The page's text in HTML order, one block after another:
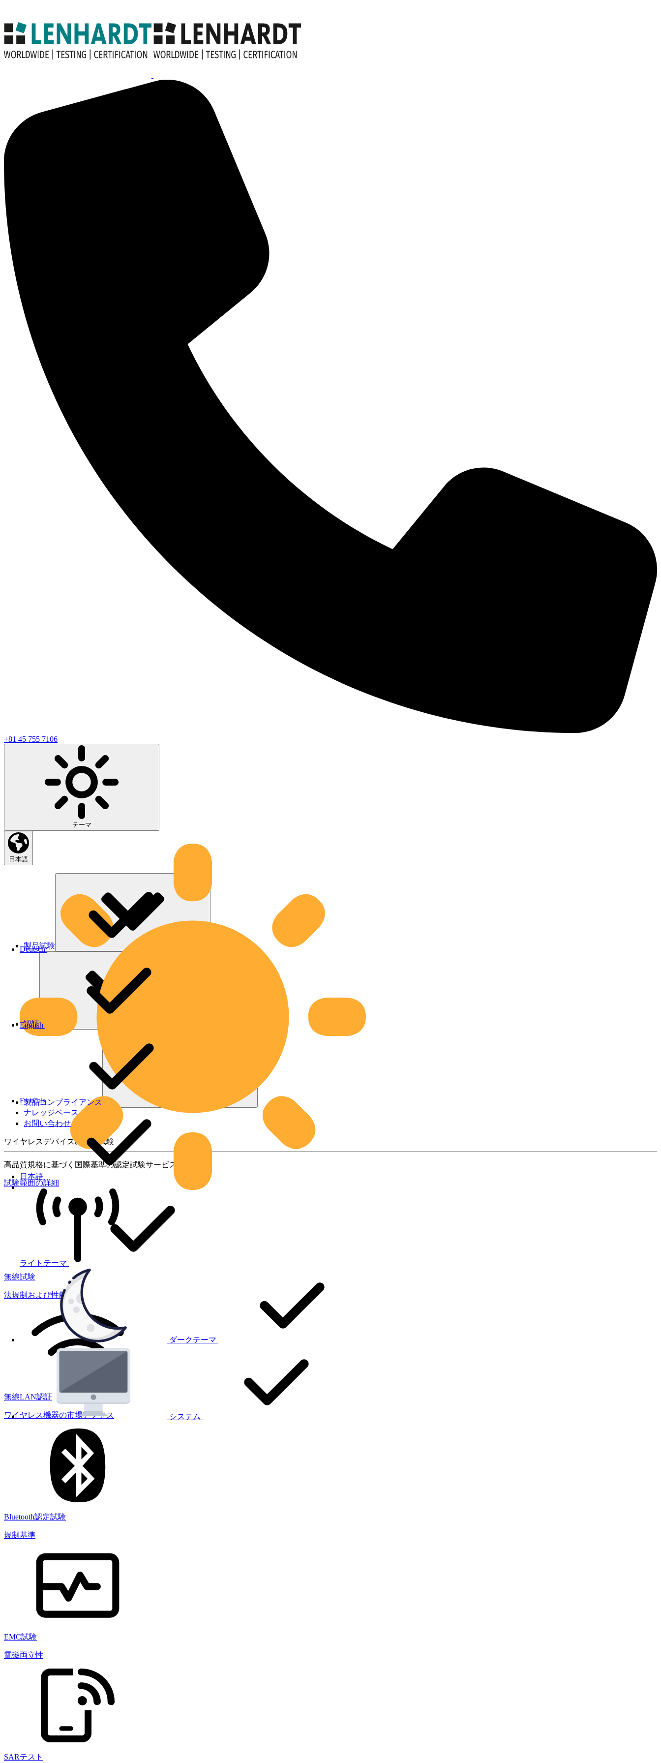
+81 45 755 7106
テーマ
ライトテーマ
ダークテーマ
システム
日本語
Deutsch
English
Français
日本語
製品試験
認証
製品コンプライアンス
ナレッジベース
お問い合わせ
ワイヤレスデバイスの製品試験
高品質規格に基づく国際基準の認定試験サービス
試験範囲の詳細
無線試験
法規制および性能試験
無線LAN認証
ワイヤレス機器の市場アクセス
Bluetooth認定試験
規制基準
EMC試験
電磁両立性
SARテスト